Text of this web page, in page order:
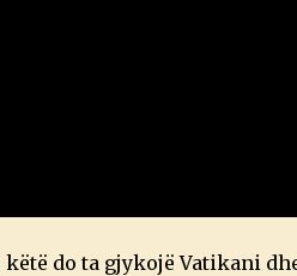
do ta gjykojë Vatikani